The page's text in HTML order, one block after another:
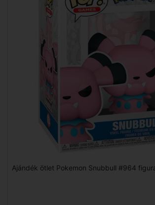
Ajándék ötlet Pokemon Snubbull #964